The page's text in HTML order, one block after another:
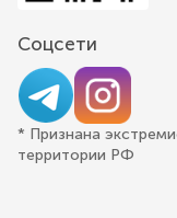
Соцсети
* Признана
территории РФ